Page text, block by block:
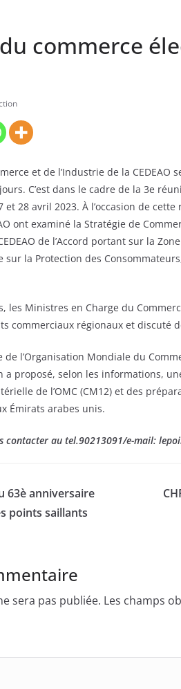
commerce
et de l’Industrie de la
C’est dans le cadre de la 3e
et 28 avril 2023. À l’occasion de
ont examiné la Stratégie de
de l’Accord portant sur la
sur la Protection des
les Ministres en Charge du
commerciaux régionaux et discuté
de l’Organisation Mondiale du
a proposé, selon les informations,
de l’OMC (CM12) et des
Émirats arabes unis.
contacter au tel.90213091/e-mail:
63è anniversaire
points saillants
sera pas publiée. Les champs